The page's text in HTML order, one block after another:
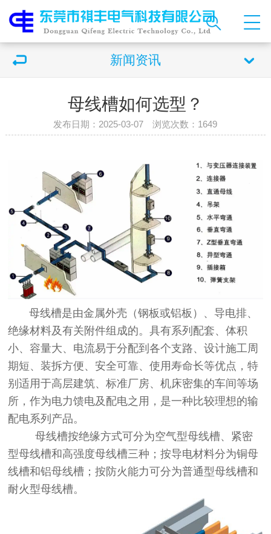
新闻资讯
母线槽如何选型？
发布日期：2025-03-07 浏览次数： 1649
母线槽是由金属外壳（钢板或铝板）、导电排、
绝缘材料及有关附件组成的。具有系列配套、体积
小、容量大、电流易于分配到各个支路、设计施工周
期短、装拆方便、安全可靠、使用寿命长等优点，特
别适用于高层建筑、标准厂房、机床密集的车间等场
所，作为电力馈电及配电之用，是一种比较理想的输
配电系列产品。
母线槽按绝缘方式可分为空气型母线槽、紧密
型母线槽和高强度母线槽三种；按导电材料分为铜母
线槽和铝母线槽；按防火能力可分为普通型母线槽和
耐火型母线槽。